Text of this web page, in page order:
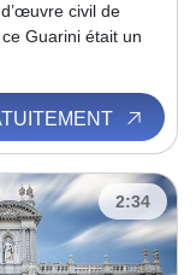
civil de
Guarini était un
2:34